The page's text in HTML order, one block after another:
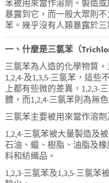
苯被用來當作溶劑。製造
暴露到它，而一般大眾則
苯。幾乎沒有人類暴露於
一、什麼是三氯苯（
三氯苯為人造的化學物質，
1,2,4-及1,3,5-三氯苯，這
上都有些微的差異，1,2,3-
體，而1,2,4-三氯苯則為無
三氯苯主要被用來當作溶
1,2,4-三氯苯被大量製造及
石油、蠟、樹脂、油脂及
料和紡織品。
1,2,3-三氯苯及1,3,5-三氯